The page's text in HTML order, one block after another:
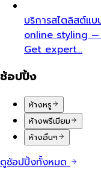
บริการสไตลิสต์แ
online styling —
Get expert…
ช้อปปิ้ง
ห้างหรู
ห้างพรีเมียม
ห้างอื่นๆ
ดูช้อปปิ้งทั้งหมด